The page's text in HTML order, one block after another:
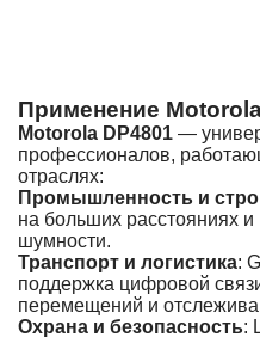
Применение
Motorola DP4801 —
профессионалов,
отраслях:
Промышленность и
на больших расстояниях
шумности.
Транспорт и логистика:
поддержка цифровой
перемещений и
Охрана и безопасность: